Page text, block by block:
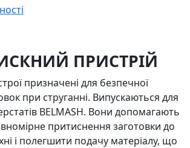
ПРИСТРІЙ
призначені для безпечної
при струганні. Випускаються для
BELMASH. Вони допомагають
притиснення заготовки до
і полегшити подачу матеріалу, що